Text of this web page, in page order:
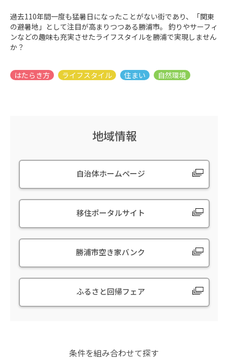
過去110年間一度も猛暑日になったことがない街であり、「関東
の避暑地」として注目が高まりつつある勝浦市。 釣りやサーフィ
ンなどの趣味も充実させたライフスタイルを勝浦で実現しません
か？
地域情報
自治体ホームページ
移住ポータルサイト
勝浦市空き家バンク
ふるさと回帰フェア
条件を組み合わせて探す